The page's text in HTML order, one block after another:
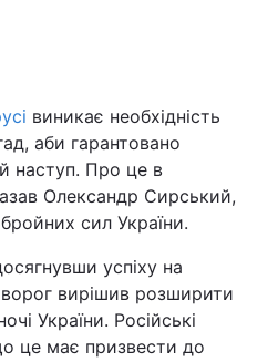
Політика
Світ
Лайт
Інциденти
виникає необхідність
аби гарантовано
наступ. Про це в
Олександр Сирський,
сил України.
успіху на
вирішив розширити
України. Російські
це має призвести до